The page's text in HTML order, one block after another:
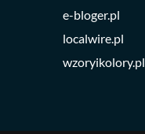
e-bloger.pl
localwire.pl
wzoryikolory.pl